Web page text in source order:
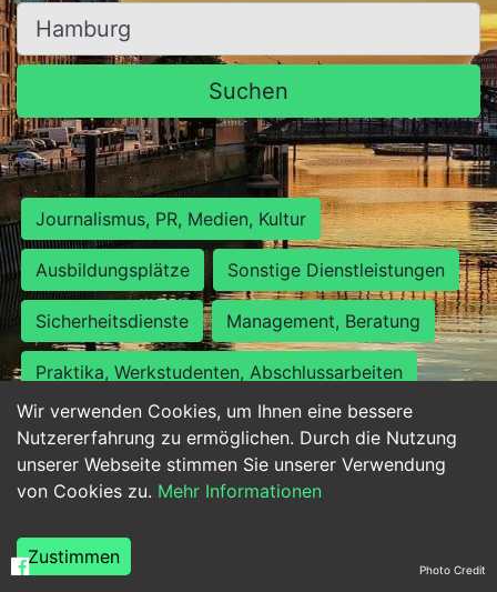
Wir verwenden Cookies, um Ihnen eine bessere
Nutzererfahrung zu ermöglichen. Durch die Nutzung
unserer Webseite stimmen Sie unserer Verwendung
von Cookies zu. Mehr Informationen
Zustimmen
Ort, Stadt
Suchen
Journalismus, PR, Medien, Kultur
Ausbildungsplätze Sonstige Dienstleistungen
Sicherheitsdienste Management, Beratung
Praktika, Werkstudenten, Abschlussarbeiten
Personalwesen Assistenz, Sekretariat
Hilfskräfte, Aushilfs- und Nebenjobs
Weiterbildung, Studium, duale Ausbildung Photo Credit